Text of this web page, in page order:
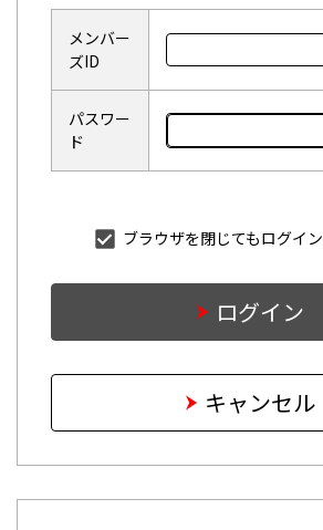
メンバー
ズID
パスワー
ド
ブラウザを閉じてもログイ
ログイン
キャンセル